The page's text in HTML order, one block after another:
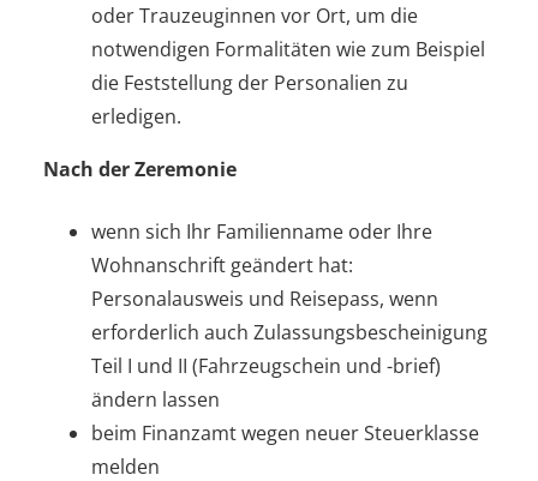
oder Trauzeuginnen vor Ort, um die
notwendigen Formalitäten wie zum Beispiel
die Feststellung der Personalien zu
erledigen.
Nach der Zeremonie
wenn sich Ihr Familienname oder Ihre
Wohnanschrift geändert hat:
Personalausweis und Reisepass, wenn
erforderlich auch Zulassungsbescheinigung
Teil I und II (Fahrzeugschein und -brief)
ändern lassen
beim Finanzamt wegen neuer Steuerklasse
melden